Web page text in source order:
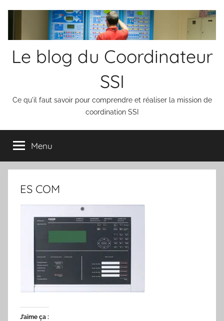
Le blog du Coordinateur
SSI
Ce qu'il faut savoir pour comprendre et réaliser la mission de
coordination SSI
Menu
ES COM
J’aime ça :